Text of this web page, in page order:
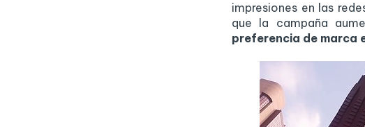
impresiones en las
que la campaña
preferencia de marca